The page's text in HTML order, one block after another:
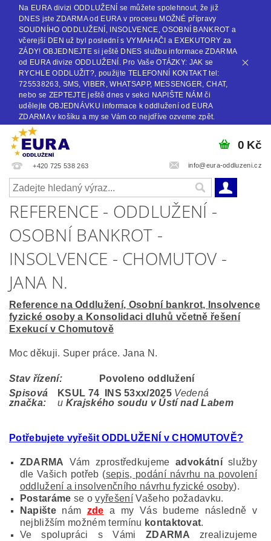
Na EURA divizi ODDLUŽENÍ se můžete spolehnout, že již
DNES jste ZDARMA od EURA v procesu MOŽNÉ přípravy
SOUDNÍHO ODDLUŽENÍ, INSOLVENCE, OSOBNÍ BANKROT a
včerejší DEN už byl poslední s VYMAHAČI a EXEKUTORY za
ZÁDY! OBJEDNEJTE si ještě DNES službu informace ZDARMA
od EURA divize ODDLUŽENÍ. Pro Vaše OTÁZKY: JAK se
RYCHLE ODDLUŽIT?, použijte TELEFONNÍ KONTAKT tel:
725538263, SMS, VIBER, WHATSAPP, MESSENGER, CHAT,
nebo se ZEPTEJTE ještě dnes v sekci NAPIŠTE NÁM či
udělejte OBJEDNÁVKU informace k oddlužení od EURA
ZDARMA v košíku a my se Vám co nejdříve ozveme zpět.
+420 725 538 263 info@eura-oddluzeni.cz
0 Kč
REFERENCE - ODDLUŽENÍ -
OSOBNÍ BANKROT -
INSOLVENCE - CHOMUTOV -
JANA N.
Reference na Oddlužení, Osobní bankrot, Insolvence
fyzické osoby a Konsolidaci dluhů včetně řešení
Exekucí v Chomutově
Moc děkuji. Super práce. Jana N.
Stav řízení:
Povoleno oddlužení
Spisová
značka:
KSUL 74 INS 53xx/2025 Vedená
u Krajského soudu v Ústí nad Labem
Potřebujete vyřešit ODDLUŽENÍ v CHOMUTOVĚ?
ZDARMA Vám zprostředkujeme advokátníslužby
dle Vašich potřeb (sepis, podání návrhu na povolení
oddlužení a insolvenčního návrhu fyzické osoby).
Postaráme se ovyřešeníVašeho požadavku.
Napištenám zde a my Vás budeme následně v
nejbližším možném termínu kontaktovat.
Ve spolupráci s Vámi ZDARMA zrealizujeme